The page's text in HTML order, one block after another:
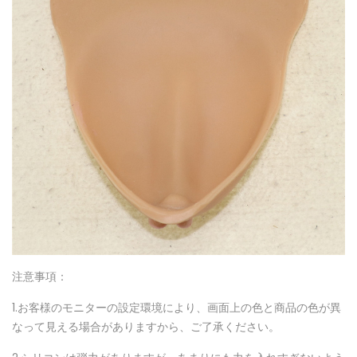
注意事項：
1.お客様のモニターの設定環境により、画面上の色と商品の色が異
なって見える場合がありますから、ご了承ください。